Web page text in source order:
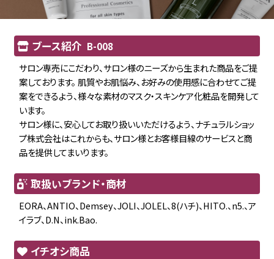
ブース紹介 B-008
サロン専売にこだわり、サロン様のニーズから生まれた商品をご提
案しております。 肌質やお肌悩み、お好みの使用感に合わせてご提
案をできるよう、様々な素材のマスク・スキンケア化粧品を開発して
います。
サロン様に、安心してお取り扱いいただけるよう、ナチュラルショッ
プ株式会社はこれからも、サロン様とお客様目線のサービスと商
品を提供してまいります。
取扱いブランド・商材
EORA、ANTIO、Demsey、JOLI、JOLEL、8(ハチ)、HITO.、n5.、ア
イラブ、D.N、ink.Bao.
イチオシ商品